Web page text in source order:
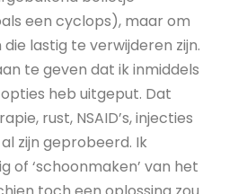
een cyclops), maar om
lastig te verwijderen zijn.
te geven dat ik inmiddels
heb uitgeput. Dat
rust, NSAID’s, injecties
zijn geprobeerd. Ik
of ‘schoonmaken’ van het